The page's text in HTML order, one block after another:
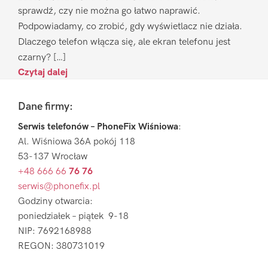
sprawdź, czy nie można go łatwo naprawić.
Podpowiadamy, co zrobić, gdy wyświetlacz nie działa.
Dlaczego telefon włącza się, ale ekran telefonu jest
czarny? […]
Czytaj dalej
FooterDane firmy:
Serwis telefonów – PhoneFix Wiśniowa:
Al. Wiśniowa 36A pokój 118
53-137 Wrocław
+48 666 66 76 76
serwis@phonefix.pl
Godziny otwarcia:
poniedziałek – piątek 9-18
NIP: 7692168988
REGON: 380731019